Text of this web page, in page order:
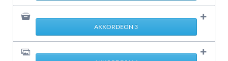
AKKORDEON 3